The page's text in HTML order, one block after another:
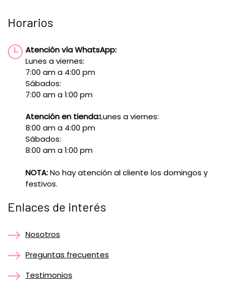
Horarios
Atención vía WhatsApp:
Lunes a viernes:
7:00 am a 4:00 pm
Sábados:
7:00 am a 1:00 pm
Atención en tienda:Lunes a viernes:
8:00 am a 4:00 pm
Sábados:
8:00 am a 1:00 pm
NOTA:No hay atención al cliente los domingos y
festivos.
Enlaces de interés
Nosotros
Preguntas frecuentes
Testimonios